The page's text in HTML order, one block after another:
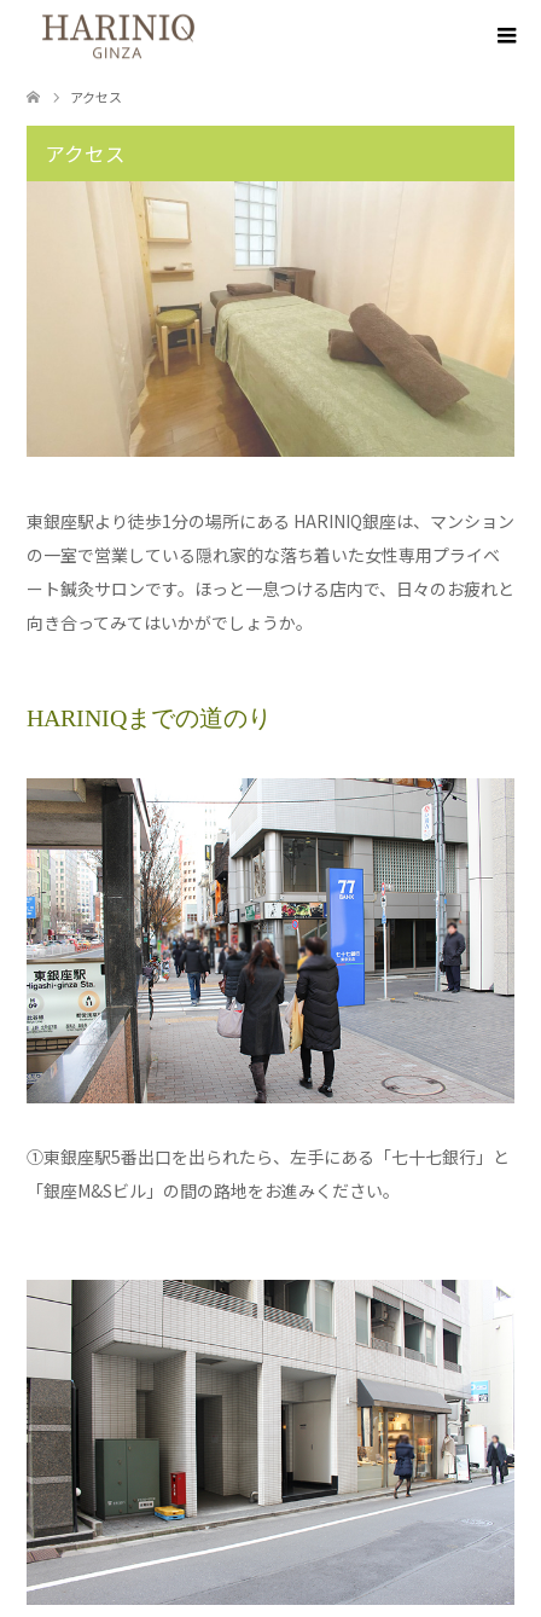
アクセス
アクセス
東銀座駅より徒歩1分の場所にある HARINIQ銀座は、マンション
の一室で営業している隠れ家的な落ち着いた女性専用プライベ
ート鍼灸サロンです。ほっと一息つける店内で、日々のお疲れと
向き合ってみてはいかがでしょうか。
HARINIQまでの道のり
①東銀座駅5番出口を出られたら、左手にある「七十七銀行」と
「銀座M&Sビル」の間の路地をお進みください。